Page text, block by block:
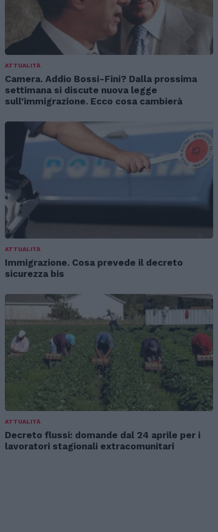
ATTUALITÀ
Camera. Addio Bossi-Fini? Dalla prossima
settimana si discute nuova legge
sull’immigrazione. Ecco cosa cambierà
ATTUALITÀ
Immigrazione. Cosa prevede il decreto
sicurezza bis
ATTUALITÀ
Decreto flussi: domande dal 24 aprile per i
lavoratori stagionali extracomunitari